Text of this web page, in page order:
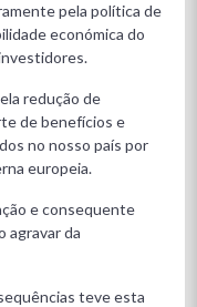
pela política de
económica do
redução de
de benefícios e
no nosso país por
europeia.
e consequente
agravar da
teve esta